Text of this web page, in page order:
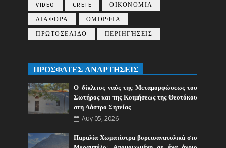
VIDEO
CRETE
ΟΙΚΟΝΟΜΙΑ
ΔΙΑΦΟΡΑ
ΟΜΟΡΦΙΑ
ΠΡΩΤΟΣΕΛΙΔΟ
ΠΕΡΙΗΓΉΣΕΙΣ
ΠΡΟΣΦΑΤΕΣ ΑΝΑΡΤΗΣΕΙΣ
Ο δίκλιτος ναός της Μεταμορφώσεως του
Σωτήρος και της Κοιμήσεως της Θεοτόκου
στη Λάστρο Σητείας
Αυγ 05, 2026
Παραλία Χωματίστρα βορειοανατολικά στο